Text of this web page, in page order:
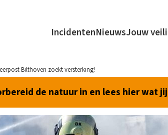
IncidentenNieuwsJouw
Bilthoven zoekt versterking!
de natuur in en lees hier wat